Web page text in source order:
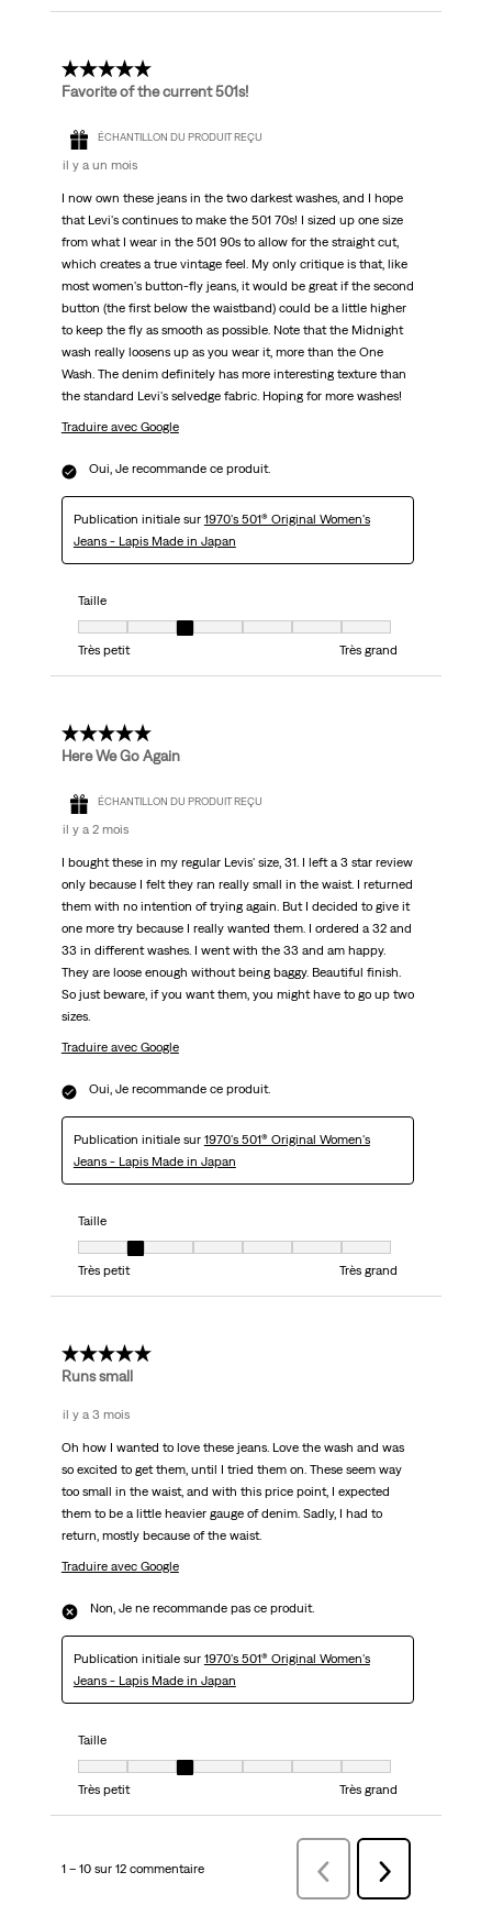
4 étoile(s) sur 5.
Favorite of the current 501s!
ÉCHANTILLON DU PRODUIT REÇU
il y a un mois
I now own these jeans in the two darkest washes, and I hope
that Levi's continues to make the 501 70s! I sized up one size
from what I wear in the 501 90s to allow for the straight cut,
which creates a true vintage feel. My only critique is that, like
most women's button-fly jeans, it would be great if the second
button (the first below the waistband) could be a little higher
to keep the fly as smooth as possible. Note that the Midnight
wash really loosens up as you wear it, more than the One
Wash. The denim definitely has more interesting texture than
the standard Levi's selvedge fabric. Hoping for more washes!
Traduire avec Google
Oui, Je recommande ce produit.
Publication initiale sur 1970's 501® Original Women's
Jeans - Lapis Made in Japan
Taille
Taille, 3 sur 7, où 1 est égal à Très petit et 7 est égal à Très grand
Très petit
Très grand
4 étoile(s) sur 5.
Here We Go Again
ÉCHANTILLON DU PRODUIT REÇU
il y a 2 mois
I bought these in my regular Levis' size, 31. I left a 3 star review
only because I felt they ran really small in the waist. I returned
them with no intention of trying again. But I decided to give it
one more try because I really wanted them. I ordered a 32 and
33 in different washes. I went with the 33 and am happy.
They are loose enough without being baggy. Beautiful finish.
So just beware, if you want them, you might have to go up two
sizes.
Traduire avec Google
Oui, Je recommande ce produit.
Publication initiale sur 1970's 501® Original Women's
Jeans - Lapis Made in Japan
Taille
Taille, 2 sur 7, où 1 est égal à Très petit et 7 est égal à Très grand
Très petit
Très grand
3 étoile(s) sur 5.
Runs small
il y a 3 mois
Oh how I wanted to love these jeans. Love the wash and was
so excited to get them, until I tried them on. These seem way
too small in the waist, and with this price point, I expected
them to be a little heavier gauge of denim. Sadly, I had to
return, mostly because of the waist.
Traduire avec Google
Non, Je ne recommande pas ce produit.
Publication initiale sur 1970's 501® Original Women's
Jeans - Lapis Made in Japan
Taille
Taille, 3 sur 7, où 1 est égal à Très petit et 7 est égal à Très grand
Très petit
Très grand
1 – 10 sur 12 commentaire Précédentcommentaire
Suivant
commentaire